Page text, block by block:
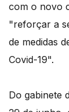
com o novo
"reforçar a
de medidas
Covid-19".
Do gabinete